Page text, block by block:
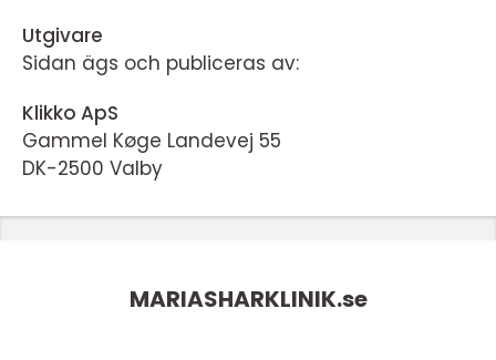
Utgivare
Sidan ägs och publiceras av:
Klikko ApS
Gammel Køge Landevej 55
DK-2500 Valby
MARIASHARKLINIK.se